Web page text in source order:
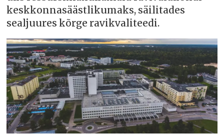
keskkonnasäästlikumaks, säilitades
sealjuures kõrge ravikvaliteedi.